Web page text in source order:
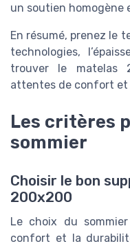
un soutien homogène
En résumé, prenez le
technologies,
trouver le matelas
attentes de confort et
Les critères
sommier
Choisir le bon
200x200
Le choix du
confort et la